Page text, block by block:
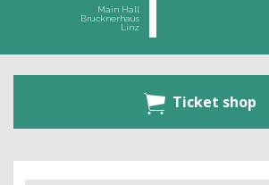
Main Hall
Brucknerhaus
Linz
Ticket shop